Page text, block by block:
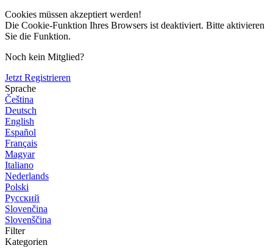
Cookies müssen akzeptiert werden!
Die Cookie-Funktion Ihres Browsers ist deaktiviert. Bitte aktivieren
Sie die Funktion.
Noch kein Mitglied?
Jetzt Registrieren
Sprache
Čeština
Deutsch
English
Español
Français
Magyar
Italiano
Nederlands
Polski
Русский
Slovenčina
Slovenščina
Filter
Kategorien